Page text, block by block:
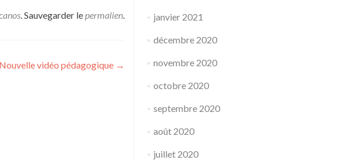
. Sauvegarder lepermalien.
Nouvelle vidéo pédagogique →
janvier 2021
décembre 2020
novembre 2020
octobre 2020
septembre 2020
août 2020
juillet 2020